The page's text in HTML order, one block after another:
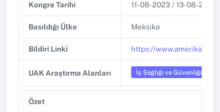
Kongre Tarihi 11-08-2023 / 13-08-2023
Basıldığı Ülke Meksika
Bildiri Linki https://
UAK Araştırma Alanları İş Sağlığı ve Güvenliği
Özet